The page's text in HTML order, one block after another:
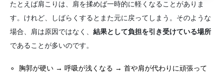
たとえば肩こりは、肩を揉めば一時的に軽くなることがありま
す。けれど、しばらくするとまた元に戻ってしまう。そのような
場合、肩は原因ではなく、 結果として負担を引き受けている場所
であることが多いのです。
胸郭が硬い → 呼吸が浅くなる → 首や肩が代わりに頑張って